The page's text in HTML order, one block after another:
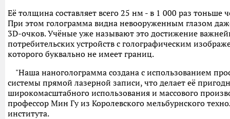
Её толщина составляет всего 25 нм - в 1 000 раз тоньше
При этом голограмма видна невооруженным глазом
3D-очков. Учёные уже называют это достижение
потребительских устройств с голографическим
которого буквально не имеет границ.
"Наша наноголограмма создана с использованием
системы прямой лазерной записи, что делает её
широкомасштабного использования и массового
профессор Мин Гу из Королевского мельбурнского
института.